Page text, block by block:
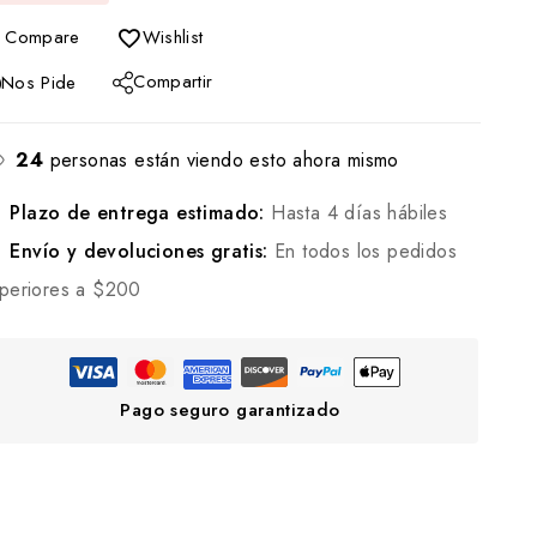
Compare
Wishlist
Nos Pide
Compartir
24 personas están viendo esto ahora mismo
Plazo de entrega estimado: Hasta 4 días hábiles
Envío y devoluciones gratis: En todos los pedidos
a $200
Pago seguro garantizado